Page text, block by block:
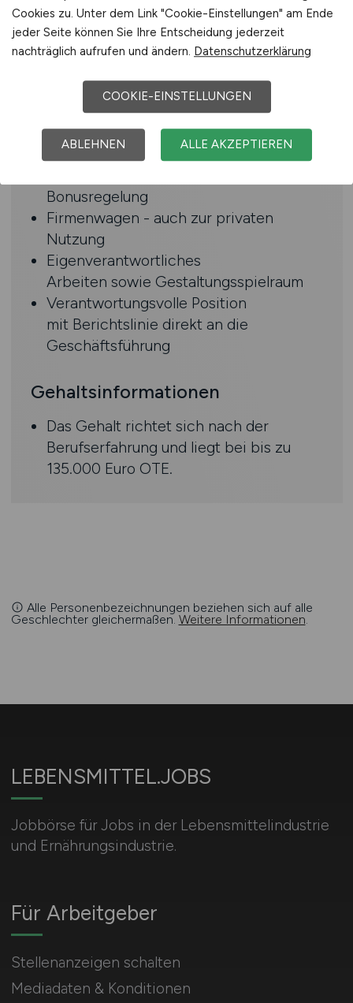
Kommunikationsstärke
Strategisches Denken und
unternehmerisches Handeln
Unbefristete Festanstellung bei einem
renommierten Arbeitgeber
Bonusregelung
Firmenwagen - auch zur privaten
Nutzung
Eigenverantwortliches
Arbeiten sowie Gestaltungsspielraum
Verantwortungsvolle Position
mit Berichtslinie direkt an die
Geschäftsführung
Gehaltsinformationen
Das Gehalt richtet sich nach der
Berufserfahrung und liegt bei bis zu
135.000 Euro OTE.
Alle Personenbezeichnungen beziehen sich auf alle
Geschlechter gleichermaßen. Weitere Informationen
LEBENSMITTEL.JOBS
Jobbörse für Jobs in der Lebensmittelindustrie
und Ernährungsindustrie.
Für Arbeitgeber
Stellenanzeigen schalten
Mediadaten & Konditionen
Cookies zu. Unter dem Link "Cookie-Einstellungen" am Ende
jeder Seite können Sie Ihre Entscheidung jederzeit
nachträglich aufrufen und ändern. Datenschutzerklärung
COOKIE-EINSTELLUNGEN
ABLEHNEN ALLE AKZEPTIEREN